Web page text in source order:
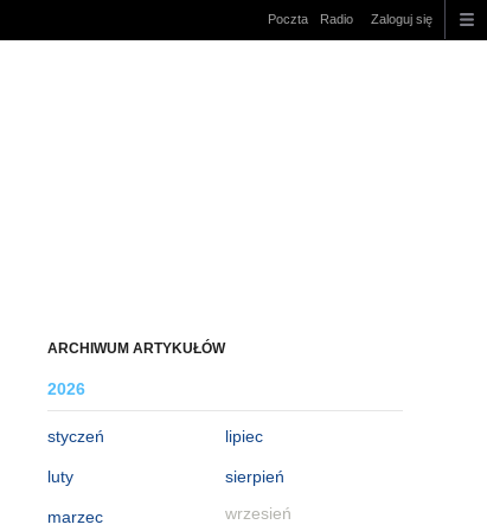
Poczta Radio Zaloguj się
ARCHIWUM ARTYKUŁÓW
2026
styczeń
luty
marzec
lipiec
sierpień
wrzesień